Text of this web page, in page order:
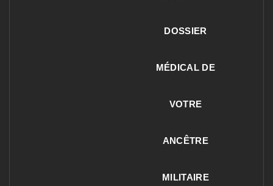
DOSSIER
MÉDICAL DE
VOTRE
ANCÊTRE
MILITAIRE